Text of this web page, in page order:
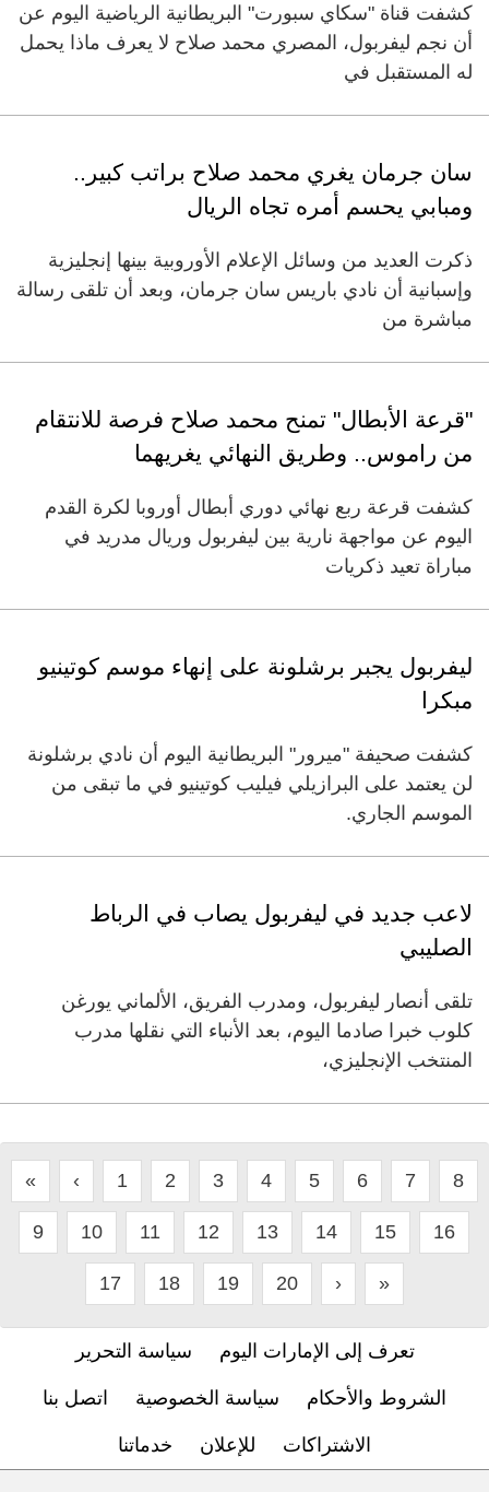
كشفت قناة "سكاي سبورت" البريطانية الرياضية اليوم عن
أن نجم ليفربول، المصري محمد صلاح لا يعرف ماذا يحمل
له المستقبل في
سان جرمان يغري محمد صلاح براتب كبير..
ومبابي يحسم أمره تجاه الريال
ذكرت العديد من وسائل الإعلام الأوروبية بينها إنجليزية
وإسبانية أن نادي باريس سان جرمان، وبعد أن تلقى رسالة
مباشرة من
"قرعة الأبطال" تمنح محمد صلاح فرصة للانتقام
من راموس.. وطريق النهائي يغريهما
كشفت قرعة ربع نهائي دوري أبطال أوروبا لكرة القدم
اليوم عن مواجهة نارية بين ليفربول وريال مدريد في
مباراة تعيد ذكريات
ليفربول يجبر برشلونة على إنهاء موسم كوتينيو
مبكرا
كشفت صحيفة "ميرور" البريطانية اليوم أن نادي برشلونة
لن يعتمد على البرازيلي فيليب كوتينيو في ما تبقى من
الموسم الجاري.
لاعب جديد في ليفربول يصاب في الرباط
الصليبي
تلقى أنصار ليفربول، ومدرب الفريق، الألماني يورغن
كلوب خبرا صادما اليوم، بعد الأنباء التي نقلها مدرب
المنتخب الإنجليزي،
« ‹ 1 2 3 4 5 6 7 8
9 10 11 12 13 14 15 16
17 18 19 20 › »
تعرف إلى الإمارات اليوم سياسة التحرير
الشروط والأحكام سياسة الخصوصية اتصل بنا
الاشتراكات للإعلان خدماتنا